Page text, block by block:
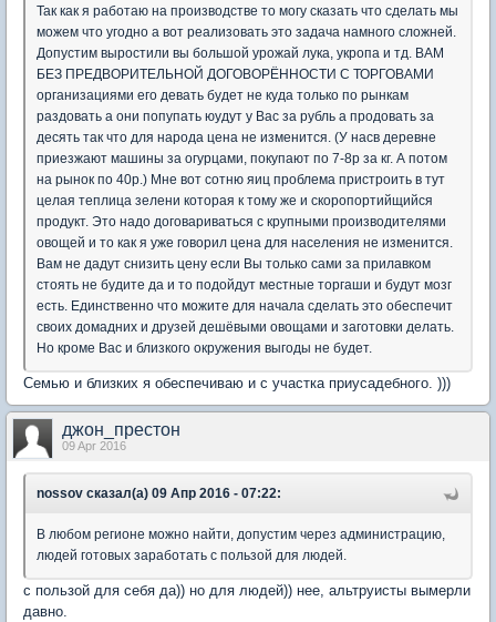
Так как я работаю на производстве то могу сказать что сделать мы
можем что угодно а вот реализовать это задача намного сложней.
Допустим выростили вы большой урожай лука, укропа и тд. ВАМ
БЕЗ ПРЕДВОРИТЕЛЬНОЙ ДОГОВОРЁННОСТИ С ТОРГОВАМИ
организациями его девать будет не куда только по рынкам
раздовать а они попупать юудут у Вас за рубль а продовать за
десять так что для народа цена не изменится. (У насв деревне
приезжают машины за огурцами, покупают по 7-8р за кг. А потом
на рынок по 40р.) Мне вот сотню яиц проблема пристроить в тут
целая теплица зелени которая к тому же и скоропортийщийся
продукт. Это надо договариваться с крупными производителями
овощей и то как я уже говорил цена для населения не изменится.
Вам не дадут снизить цену если Вы только сами за прилавком
стоять не будите да и то подойдут местные торгаши и будут мозг
есть. Единственно что можите для начала сделать это обеспечит
своих домадних и друзей дешёвыми овощами и заготовки делать.
Но кроме Вас и близкого окружения выгоды не будет.
Семью и близких я обеспечиваю и с участка приусадебного. )))
джон_престон
09 Apr 2016
nossov сказал(а) 09 Апр 2016 - 07:22:
В любом регионе можно найти, допустим через администрацию,
людей готовых заработать с пользой для людей.
с пользой для себя да)) но для людей)) нее, альтруисты вымерли
давно.